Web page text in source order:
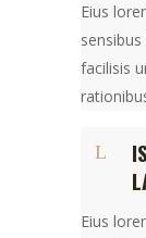
Eius
facilisis
Eius